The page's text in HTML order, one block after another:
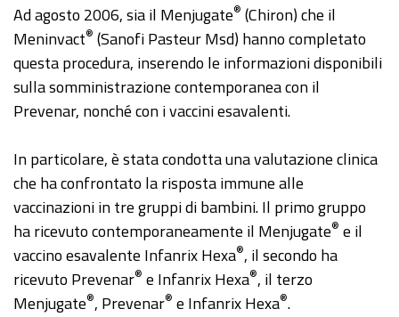
Ad agosto 2006, sia il Menjugate® (Chiron) che il
Meninvact® (Sanofi Pasteur Msd) hanno completato
questa procedura, inserendo le informazioni disponibili
sulla somministrazione contemporanea con il
Prevenar, nonché con i vaccini esavalenti.
In particolare, è stata condotta una valutazione clinica
che ha confrontato la risposta immune alle
vaccinazioni in tre gruppi di bambini. Il primo gruppo
ha ricevuto contemporaneamente il Menjugate® e il
vaccino esavalente Infanrix Hexa®, il secondo ha
ricevuto Prevenar® e Infanrix Hexa®, il terzo
Menjugate®, Prevenar® e Infanrix Hexa®.